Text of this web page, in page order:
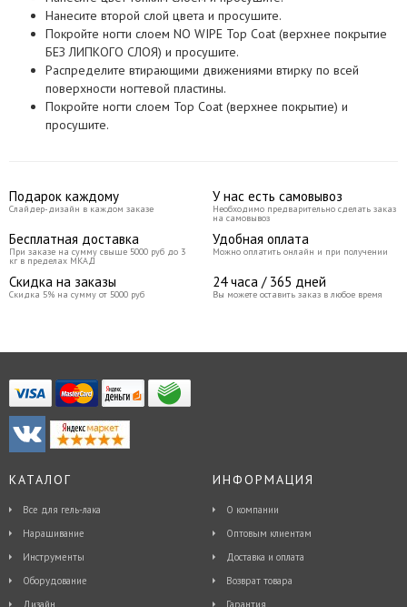
представительницы прекрасного пола,
в каком бы возрасте она ни была.
Нанесите второй слой цвета и просушите.
Покройте ногти слоем NO WIPE Top Coat (верхнее покрытие
БЕЗ ЛИПКОГО СЛОЯ) и просушите.
Распределите втирающими движениями втирку по всей
поверхности ногтевой пластины.
Покройте ногти слоем Top Coat (верхнее покрытие) и
просушите.
Подарок каждому
Слайдер-дизайн в каждом заказе
У нас есть самовывоз
Необходимо предварительно сделать заказ
на самовывоз
Бесплатная доставка
При заказе на сумму свыше 5000 руб до 3
кг в пределах МКАД
Удобная оплата
Можно оплатить онлайн и при получении
Скидка на заказы
Скидка 5% на сумму от 5000 руб
24 часа / 365 дней
Вы можете оставить заказ в любое время
КАТАЛОГ
Все для гель-лака
Наращивание
Инструменты
Оборудование
Дизайн
ИНФОРМАЦИЯ
О компании
Оптовым клиентам
Доставка и оплата
Возврат товара
Гарантия